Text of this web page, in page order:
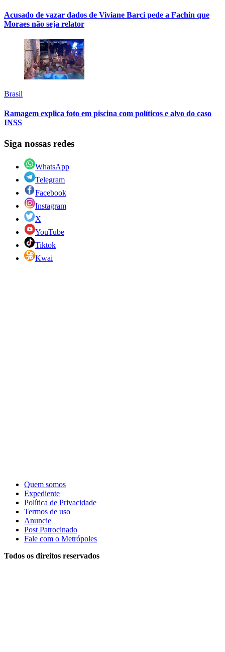
Acusado de vazar dados de Viviane Barci pede a Fachin que
Moraes não seja relator
Brasil
Ramagem explica foto em piscina com políticos e alvo do caso
INSS
Siga nossas redes
WhatsApp
Telegram
Facebook
Instagram
X
YouTube
Tiktok
Kwai
Quem somos
Expediente
Política de Privacidade
Termos de uso
Anuncie
Post Patrocinado
Fale com o Metrópoles
Todos os direitos reservados